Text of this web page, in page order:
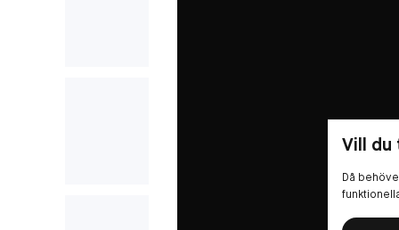
Vill
Då